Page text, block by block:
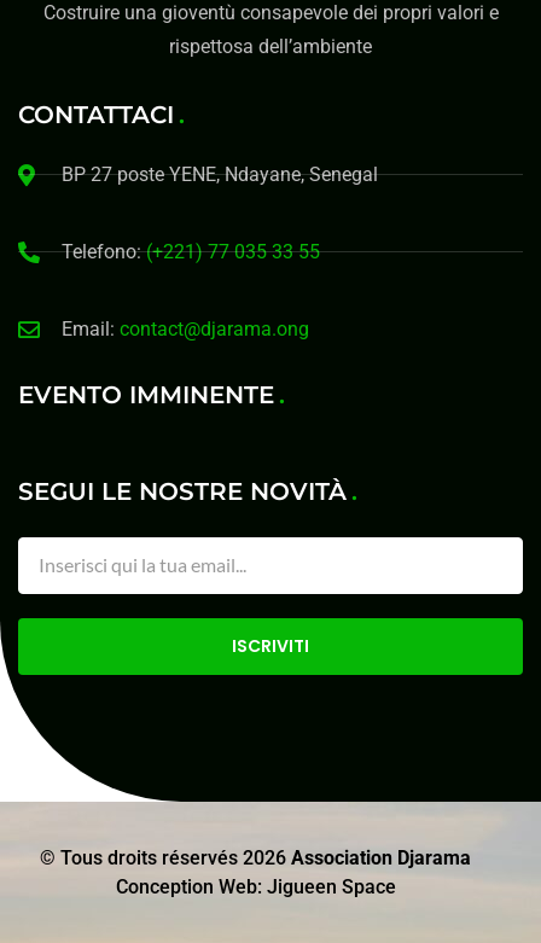
Costruire una gioventù consapevole dei propri valori e
rispettosa dell’ambiente
CONTATTACI
BP 27 poste YENE, Ndayane, Senegal
Telefono:(+221) 77 035 33 55
Email: contact@djarama.ong
EVENTO IMMINENTE
SEGUI LE NOSTRE NOVITÀ
ISCRIVITI
© Tous droits réservés2026 Association Djarama
Conception Web: Jigueen Space